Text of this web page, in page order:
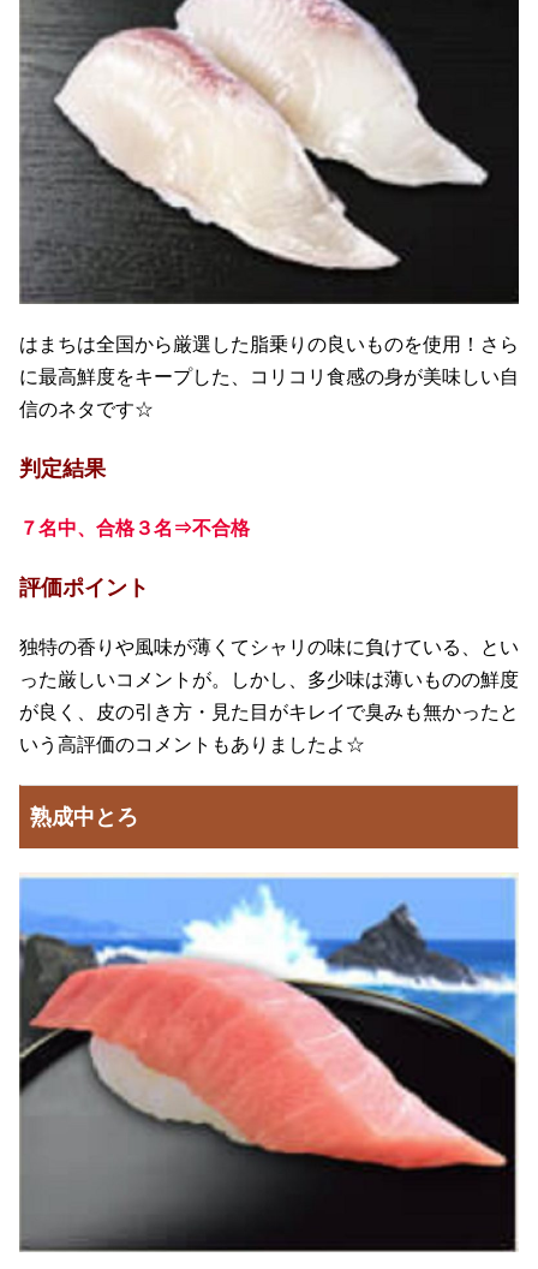
はまちは全国から厳選した脂乗りの良いものを使用！さら
に最高鮮度をキープした、コリコリ食感の身が美味しい自
信のネタです☆
判定結果
７名中、合格３名⇒不合格
評価ポイント
独特の香りや風味が薄くてシャリの味に負けている、とい
った厳しいコメントが。しかし、多少味は薄いものの鮮度
が良く、皮の引き方・見た目がキレイで臭みも無かったと
いう高評価のコメントもありましたよ☆
熟成中とろ